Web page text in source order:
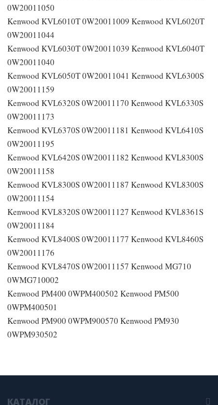
0W20011050
Kenwood KVL6010T 0W20011009 Kenwood KVL6020T
0W20011044
Kenwood KVL6030T 0W20011039 Kenwood KVL6040T
0W20011040
Kenwood KVL6050T 0W20011041 Kenwood KVL6300S
0W20011159
Kenwood KVL6320S 0W20011170 Kenwood KVL6330S
0W20011173
Kenwood KVL6370S 0W20011181 Kenwood KVL6410S
0W20011195
Kenwood KVL6420S 0W20011182 Kenwood KVL8300S
0W20011158
Kenwood KVL8300S 0W20011187 Kenwood KVL8300S
0W20011154
Kenwood KVL8320S 0W20011127 Kenwood KVL8361S
0W20011184
Kenwood KVL8400S 0W20011177 Kenwood KVL8460S
0W20011176
Kenwood KVL8470S 0W20011157 Kenwood MG710
0WMG710002
Kenwood PM400 0WPM400502 Kenwood PM500
0WPM400501
Kenwood PM900 0WPM900570 Kenwood PM930
0WPM930502
КАТАЛОГ